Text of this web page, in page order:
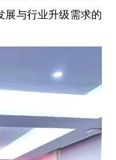
展与行业升级需求的